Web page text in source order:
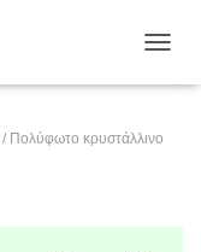
/ Πολύφωτο κρυστάλλινο